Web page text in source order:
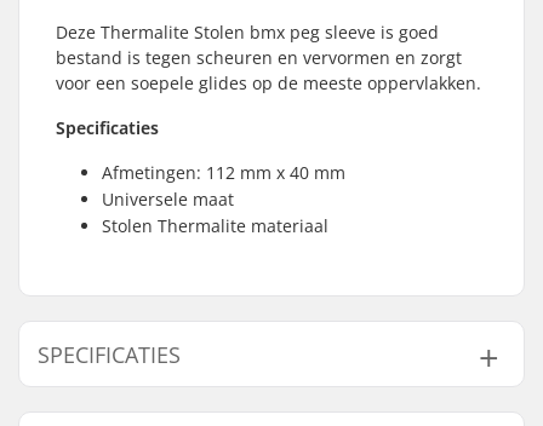
Deze Thermalite Stolen bmx peg sleeve is goed
bestand is tegen scheuren en vervormen en zorgt
voor een soepele glides op de meeste oppervlakken.
Specificaties
Afmetingen: 112 mm x 40 mm
Universele maat
Stolen Thermalite materiaal
SPECIFICATIES
Peg-lengte:
11.2cm